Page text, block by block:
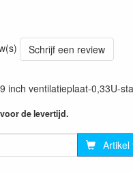
Schrijf een review
inch ventilatieplaat-0,33U-
de levertijd.
Artikel